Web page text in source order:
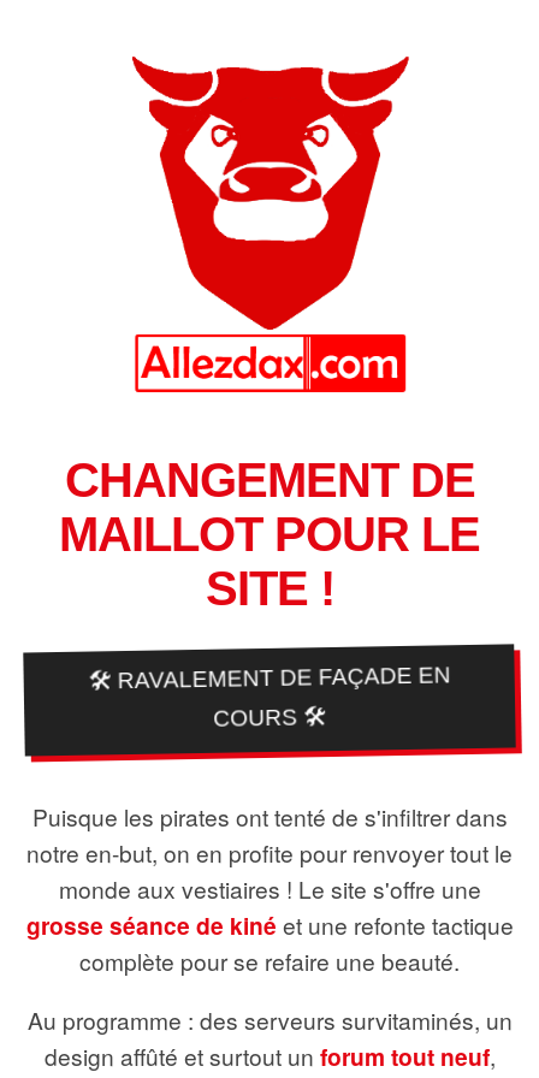
CHANGEMENT DE
MAILLOT POUR LE
SITE !
🛠️ RAVALEMENT DE FAÇADE EN
COURS 🛠️
Puisque les pirates ont tenté de s'infiltrer dans
notre en-but, on en profite pour renvoyer tout le
monde aux vestiaires ! Le site s'offre une
grosse séance de kiné et une refonte tactique
complète pour se refaire une beauté.
Au programme : des serveurs survitaminés, un
design affûté et surtout un forum tout neuf,